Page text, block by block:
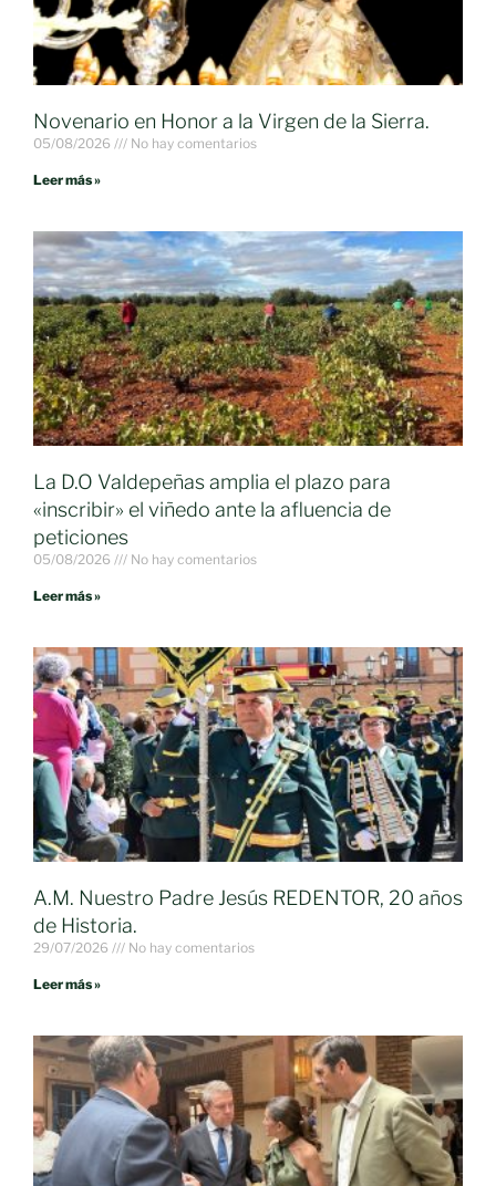
Novenario en Honor a la Virgen de la Sierra.
05/08/2026 No hay comentarios
Leer más »
La D.O Valdepeñas amplia el plazo para
«inscribir» el viñedo ante la afluencia de
peticiones
05/08/2026 No hay comentarios
Leer más »
A.M. Nuestro Padre Jesús REDENTOR, 20 años
de Historia.
29/07/2026 No hay comentarios
Leer más »